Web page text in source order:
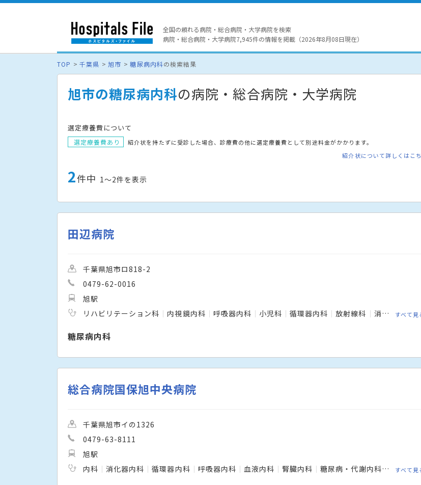
全国の頼れる病院・総合病院・大学病院を検索
病院・総合病院・大学病院7,945件の情報を掲載（2026年8月08日現在）
TOP 千葉県 旭市 糖尿病内科の検索結果
旭市の糖尿病内科の病院・総合病院・大学病院
選定療養費について
選定療養費あり
紹介状を持たずに受診した場合、診療費の他に選定療養費として別途料金がかかります。
紹介状について詳しくはこ
2件中 1〜2件を表示
田辺病院
千葉県旭市ロ818-2
0479-62-0016
旭駅
リハビリテーション科
内視鏡内科 呼吸器内科 小児科 循環器内科 放射線科 消化器内科 すべて見
糖尿病内科
総合病院国保旭中央病院
千葉県旭市イの1326
0479-63-8111
旭駅
内科
消化器内科 循環器内科 呼吸器内科 血液内科 腎臓内科 糖尿病・代謝内科 脳神経内
すべて見